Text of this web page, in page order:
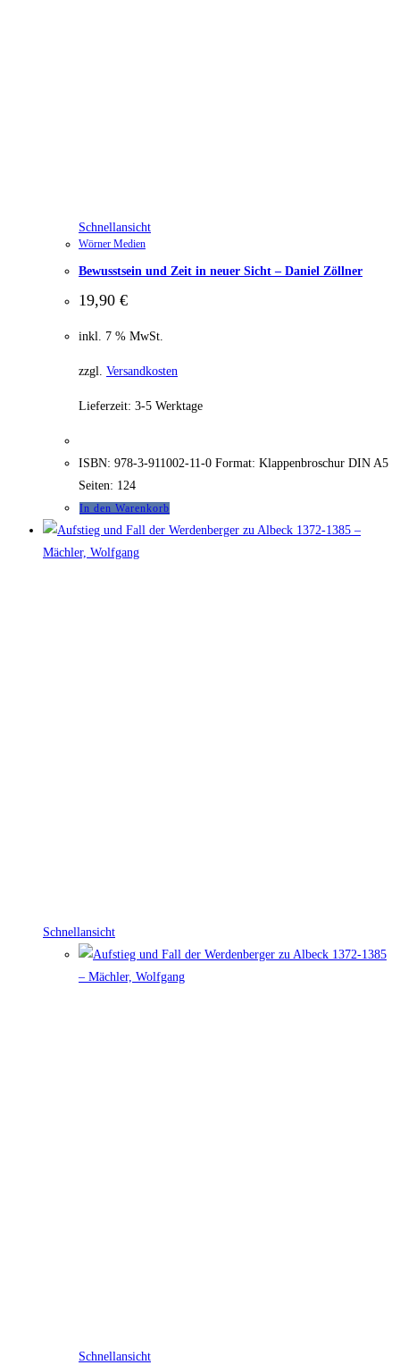
Schnellansicht
Wörner Medien
Bewusstsein und Zeit in neuer Sicht – Daniel Zöllner
19,90 €
inkl. 7 % MwSt.
zzgl. Versandkosten
Lieferzeit: 3-5 Werktage
ISBN: 978-3-911002-11-0 Format: Klappenbroschur DIN A5
Seiten: 124
In den Warenkorb
Schnellansicht
Schnellansicht